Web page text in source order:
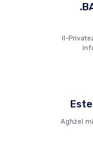
Il-
Agħżel